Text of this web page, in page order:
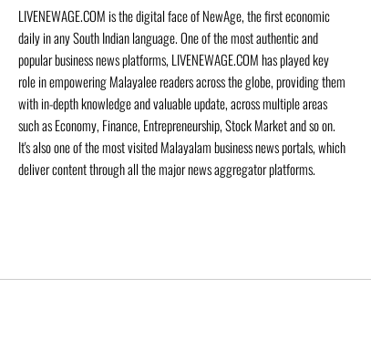
LIVENEWAGE.COM is the digital face of NewAge, the first economic
daily in any South Indian language. One of the most authentic and
popular business news platforms, LIVENEWAGE.COM has played key
role in empowering Malayalee readers across the globe, providing them
with in-depth knowledge and valuable update, across multiple areas
such as Economy, Finance, Entrepreneurship, Stock Market and so on.
It's also one of the most visited Malayalam business news portals, which
deliver content through all the major news aggregator platforms.